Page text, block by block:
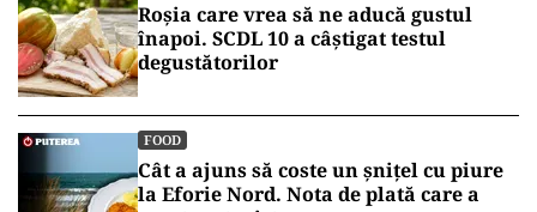
Roșia care vrea să ne aducă gustul
înapoi. SCDL 10 a câștigat testul
degustătorilor
FOOD
Cât a ajuns să coste un șnițel cu piure
la Eforie Nord. Nota de plată care a